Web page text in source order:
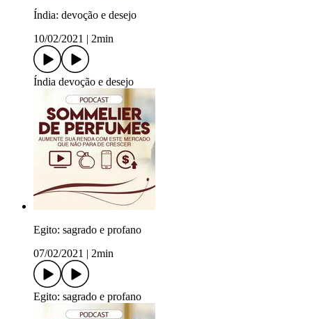
Índia: devoção e desejo
10/02/2021
2min
Índia devoção e desejo
Egito: sagrado e profano
07/02/2021
2min
Egito: sagrado e profano